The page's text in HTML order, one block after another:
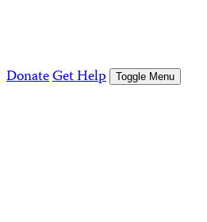
DonateGet Help Toggle Menu